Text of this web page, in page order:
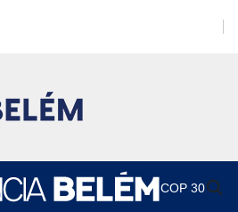
COP 30